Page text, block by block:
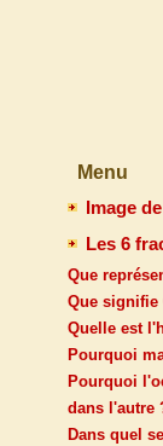
Menu
Image
Les 6
Que
Que signifie
Quelle est
Pourquoi
Pourquoi
dans l'autre
Dans quel